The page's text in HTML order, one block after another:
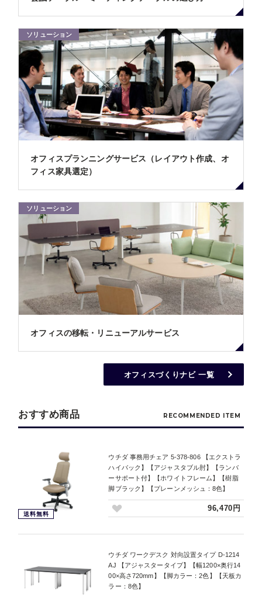
ソリューション
オフィスプランニングサービス（レイアウト作成、オ
フィス家具選定）
ソリューション
オフィスの移転・リニューアルサービス
オフィスづくりナビ 一覧
おすすめ商品 RECOMMENDED ITEM
送料無料
ウチダ 事務用チェア 5-378-806 【エクストラ
ハイバック】【アジャスタブル肘】【ランバ
ーサポート付】【ホワイトフレーム】【樹脂
脚ブラック】【プレーンメッシュ：8色】
96,470円
ウチダ ワークデスク 対向設置タイプ D-1214
AJ 【アジャスタータイプ】【幅1200×奥行14
00×高さ720mm】【脚カラー：2色】【天板カ
ラー：8色】